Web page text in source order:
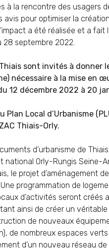
à la rencontre des usagers
avis pour optimiser la
a été réalisée et a fait
septembre 2022.
sont invités à donner
nécessaire à la mise en
12 décembre 2022 à 20
Local d’Urbanisme
Thiais-Orly.
d’urbanisme de
national Orly-Rungis
le projet d’aménagement
programmation de
d’activités seront créés
ainsi de créer un
de nouveaux
de nombreux espaces
d’un nouveau réseau